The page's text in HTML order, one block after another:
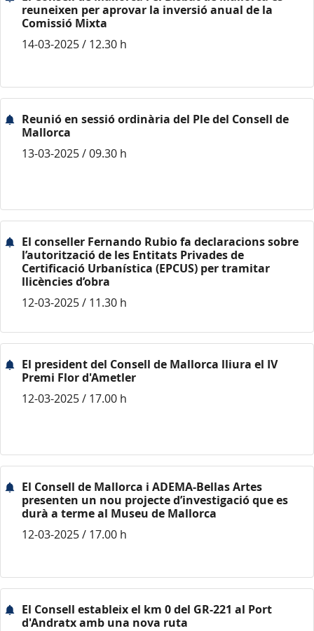
reuneixen per aprovar la inversió anual de la
Comissió Mixta
14-03-2025 / 12.30 h
Reunió en sessió ordinària del Ple del Consell de
Mallorca
13-03-2025 / 09.30 h
El conseller Fernando Rubio fa declaracions sobre
l’autorització de les Entitats Privades de
Certificació Urbanística (EPCUS) per tramitar
llicències d’obra
12-03-2025 / 11.30 h
El president del Consell de Mallorca lliura el IV
Premi Flor d'Ametler
12-03-2025 / 17.00 h
El Consell de Mallorca i ADEMA-Bellas Artes
presenten un nou projecte d’investigació que es
durà a terme al Museu de Mallorca
12-03-2025 / 17.00 h
El Consell estableix el km 0 del GR-221 al Port
d'Andratx amb una nova ruta